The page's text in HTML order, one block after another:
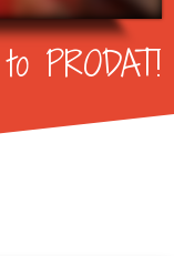
PRODAT!